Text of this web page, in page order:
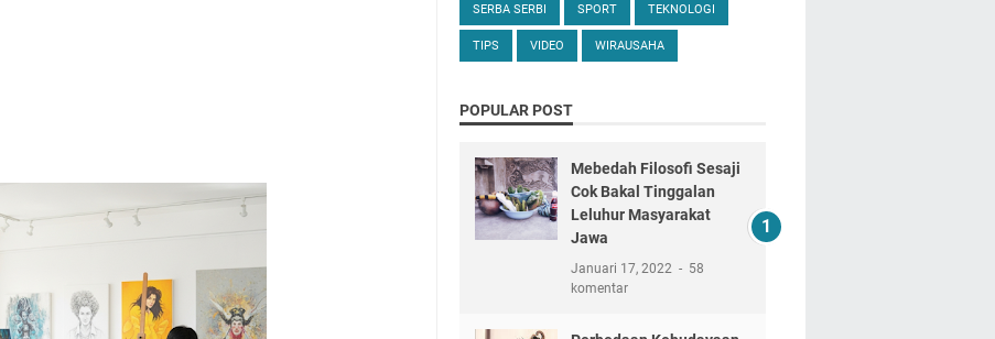
SERBA SERBI SPORT TEKNOLOGI
TIPS VIDEO WIRAUSAHA
POPULAR POST
Mebedah Filosofi Sesaji
Cok Bakal Tinggalan
Leluhur Masyarakat
Jawa
Januari 17, 2022
58
komentar